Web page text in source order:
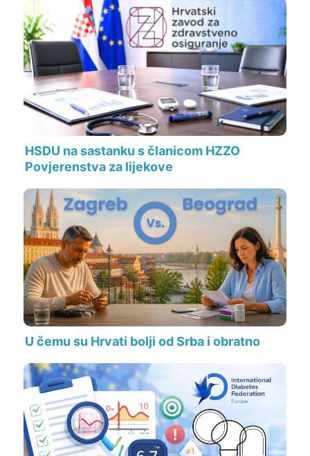
HSDU na sastanku s članicom HZZO
Povjerenstva za lijekove
U čemu su Hrvati bolji od Srba i obratno